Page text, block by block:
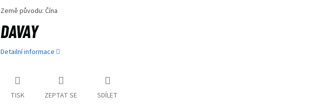
Země původu: Čína
Detailní informace
TISK ZEPTAT SE SDÍLET